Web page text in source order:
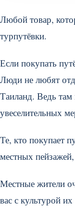
Любой товар,
турпутёвки.
Если покупать
Люди не любят
Таиланд. Ведь
увеселительных
Те, кто покупает
местных
Местные жители
вас с культурой